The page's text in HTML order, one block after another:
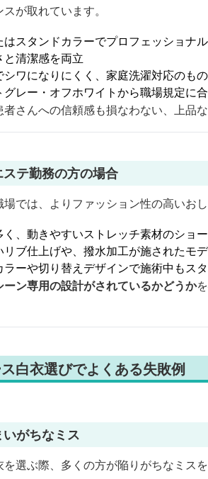
が取れています。
スタンドカラーでプロフェッショナ
清潔感を両立
ワになりにくく、家庭洗濯対応のもの
レー・オフホワイトから職場規定に
さんへの信頼感も損なわない、上品
テ勤務の方の場合
では、よりファッション性の高いお
く、動きやすいストレッチ素材のショ
リブ仕上げや、撥水加工が施されたモ
ラーや切り替えデザインで施術中もス
ーン専用の設計がされているかどうか
白衣選びでよくある失敗例
がちなミス
選ぶ際、多くの方が陥りがちなミスを